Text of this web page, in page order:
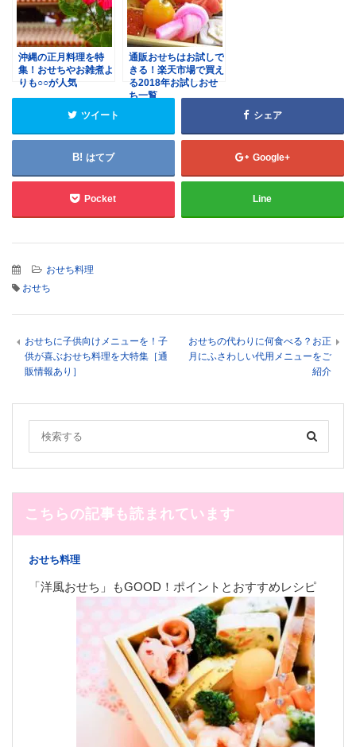
沖縄の正月料理を特
集！おせちやお雑煮よ
りも○○が人気
通販おせちはお試しで
きる！楽天市場で買え
る2018年お試しおせ
ち一覧
ツイート
シェア
はてブ Google+
Pocket Line
おせち料理
おせち
おせちに子供向けメニューを！子
供が喜ぶおせち料理を大特集［通
販情報あり］
おせちの代わりに何食べる？お正
月にふさわしい代用メニューをご
紹介
こちらの記事も読まれています
おせち料理
「洋風おせち」もGOOD！ポイントとおすすめレシピ